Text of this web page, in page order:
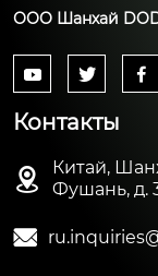
ООО Шанхай
  
Контакты

Китай,
Фушань, д.
